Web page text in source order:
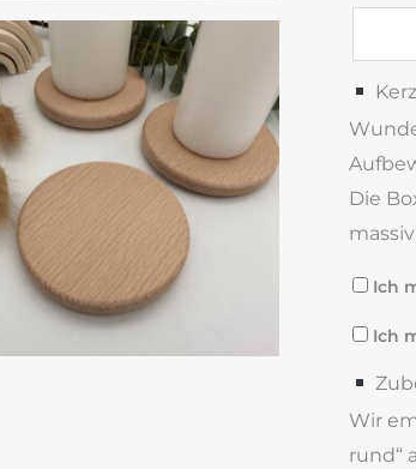
Die
Ich
Ich
Wir
rund“